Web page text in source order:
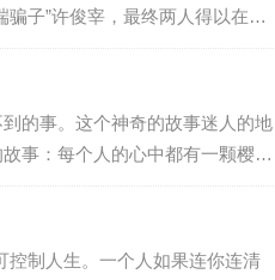
子”许俊宰，最终两人得以在这
的事。这个神奇的故事迷人的地
事：每个人的心中都有一颗樱桃
控制人生。一个人如果连你连清